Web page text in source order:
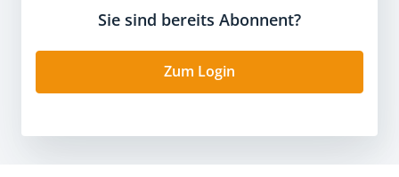
Sie sind bereits Abonnent?
Zum Login